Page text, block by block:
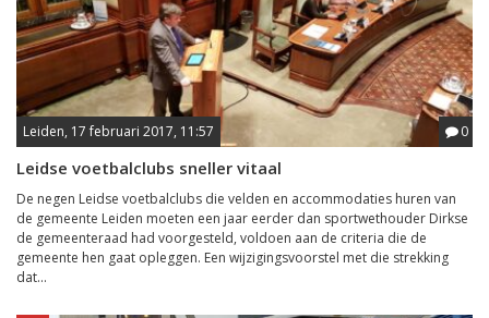
Leiden, 17 februari 2017, 11:57 0
Leidse voetbalclubs sneller vitaal
De negen Leidse voetbalclubs die velden en accommodaties huren van
de gemeente Leiden moeten een jaar eerder dan sportwethouder Dirkse
de gemeenteraad had voorgesteld, voldoen aan de criteria die de
gemeente hen gaat opleggen. Een wijzigingsvoorstel met die strekking
dat...